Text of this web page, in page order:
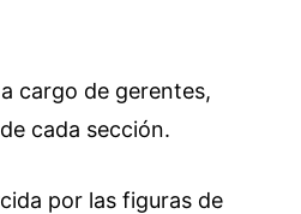
cargo de gerentes,
cada sección.
por las figuras de